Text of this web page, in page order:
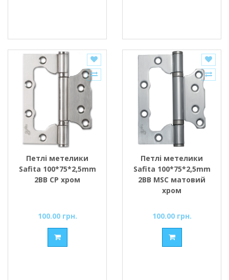
Петлі метелики
Safita 100*75*2,5mm
2BB CP хром
100.00 грн.
Петлі метелики
Safita 100*75*2,5mm
2BB MSC матовий
хром
100.00 грн.